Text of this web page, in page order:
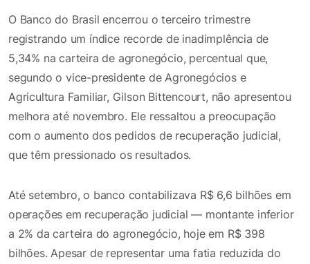
O Banco do Brasil encerrou o terceiro trimestre
registrando um índice recorde de inadimplência de
5,34% na carteira de agronegócio, percentual que,
segundo o vice-presidente de Agronegócios e
Agricultura Familiar, Gilson Bittencourt, não apresentou
melhora até novembro. Ele ressaltou a preocupação
com o aumento dos pedidos de recuperação judicial,
que têm pressionado os resultados.
Até setembro, o banco contabilizava R$ 6,6 bilhões em
operações em recuperação judicial — montante inferior
a 2% da carteira do agronegócio, hoje em R$ 398
bilhões. Apesar de representar uma fatia reduzida do